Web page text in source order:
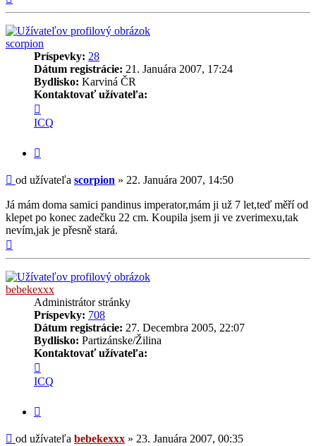
scorpion
Príspevky: 28
Dátum registrácie: 21. Januára 2007, 17:24
Bydlisko: Karviná ČR
Kontaktovať užívateľa:
informácie
užívateľa
scorpion
ICQ
Príspevok
od užívateľa scorpion » 22. Januára 2007, 14:50
Já mám doma samici pandinus imperator,mám ji už 7 let,teď měří od
klepet po konec zadečku 22 cm. Koupila jsem ji ve zverimexu,tak
nevím,jak je přesně stará.
bebekexxx
Administrátor stránky
Príspevky: 708
Dátum registrácie: 27. Decembra 2005, 22:07
Bydlisko: Partizánske/Žilina
Kontaktovať užívateľa:
informácie
užívateľa
bebekexxx
ICQ
Príspevok
od užívateľa bebekexxx » 23. Januára 2007, 00:35